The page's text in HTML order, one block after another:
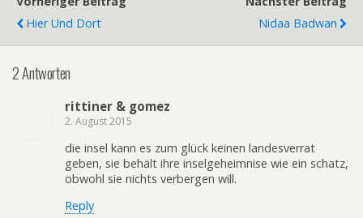
Hier Und Dort
Nidaa Badwan
2 Antworten
rittiner & gomez
2. August 2015
die insel kann es zum glück keinen landesverrat
geben, sie behält ihre inselgeheimnise wie ein schatz,
obwohl sie nichts verbergen will.
Reply